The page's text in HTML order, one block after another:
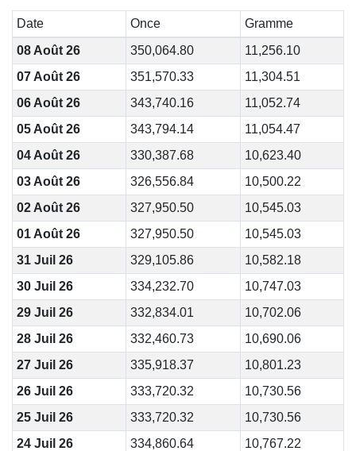
Date Once
Gramme
08 Août 26
350,064.80
11,256.10
07 Août 26
351,570.33
11,304.51
06 Août 26
343,740.16
11,052.74
05 Août 26
343,794.14
11,054.47
04 Août 26
330,387.68
10,623.40
03 Août 26
326,556.84
10,500.22
02 Août 26
327,950.50
10,545.03
01 Août 26
327,950.50
10,545.03
31 Juil 26
329,105.86
10,582.18
30 Juil 26
334,232.70
10,747.03
29 Juil 26
332,834.01
10,702.06
28 Juil 26
332,460.73
10,690.06
27 Juil 26
335,918.37
10,801.23
26 Juil 26
333,720.32
10,730.56
25 Juil 26
333,720.32
10,730.56
24 Juil 26
334,860.64
10,767.22